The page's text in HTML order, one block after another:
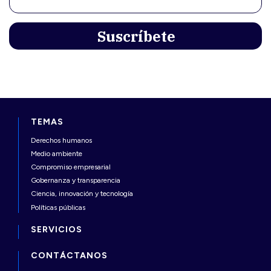
TEMAS
Derechos humanos
Medio ambiente
Compromiso empresarial
Gobernanza y transparencia
Ciencia, innovación y tecnología
Políticas públicas
SERVICIOS
CONTÁCTANOS